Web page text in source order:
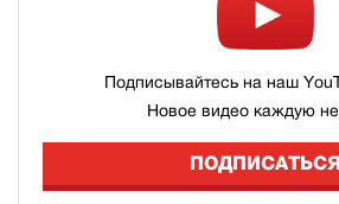
Подписывайтесь на наш
Новое видео каждую
ПОДПИСАТЬСЯ